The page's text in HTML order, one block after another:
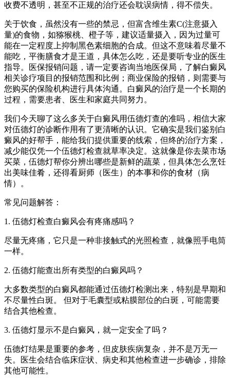
收费不透明，甚至不正规的治疗还会耽误病情，得不偿失。
关于饮食，虽然没有一些的禁忌，但富含维生素C(注意摄入
量)的食物，如猕猴桃、橙子等，建议适量摄入，因为过量可
能在一定程度上抑制黑色素细胞的合成。但这不意味着尽量不
能吃，平衡膳食才是王道，具体怎么吃，还是要听专业的医生
指导。医保报销问题，请一定要咨询当地医保局，了解白癜风
相关诊疗项目的报销范围和比例；商业保险的报销，则需要与
您购买的保险机构进行具体沟通。白癜风的治疗是一个长期的
过程，需要患者、医生和家庭共同努力。
我们今天聊了这么多关于白癜风用伍德灯查的准吗，相信大家
对伍德灯的诊断作用有了更清晰的认识。它确实是我们鉴别白
癜风的好帮手，能给我们提供重要的线索，但终的治疗方案，
减少能仅凭一个伍德灯检查就草率决定。这就像是你去菜市场
买菜，伍德灯帮你分辨出哪些是新鲜的蔬菜，但具体怎么烹饪
出美味佳肴，还得看厨师（医生）的本事和你的食材（病
情）。
常见问题解答：
1. 伍德灯检查白癜风会有疼痛感吗？
尽量无疼痛，它只是一种非接触式的光照检查，就像照手电筒
一样。
2. 伍德灯能查出所有类型的白癜风吗？
大多数类型的白癜风都能通过伍德灯检测出来，特别是早期和
不尽量性白斑。 但对于毛囊型或粘膜部位的白斑，可能需要
结合其他检查。
3. 伍德灯显示不是白癜风，就一定安全了吗？
伍德灯结果是重要的参考，但皮肤疾病复杂，并不是万无一
失。医生会结合临床症状、病史和其他检查进一步确诊，排除
其他可能性。